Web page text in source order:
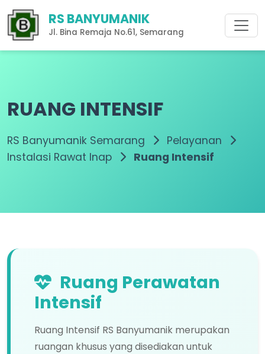
RS BANYUMANIK
Jl. Bina Remaja No.61, Semarang
RUANG INTENSIF
RS Banyumanik Semarang
Pelayanan
Instalasi Rawat Inap
Ruang Intensif
Ruang Perawatan
Intensif
Ruang Intensif RS Banyumanik merupakan
ruangan khusus yang disediakan untuk